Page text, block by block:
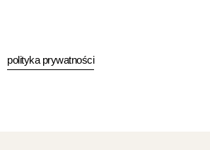
polityka prywatności